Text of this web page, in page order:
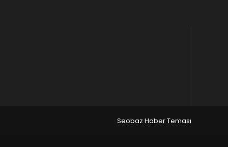
Seobaz Haber Teması